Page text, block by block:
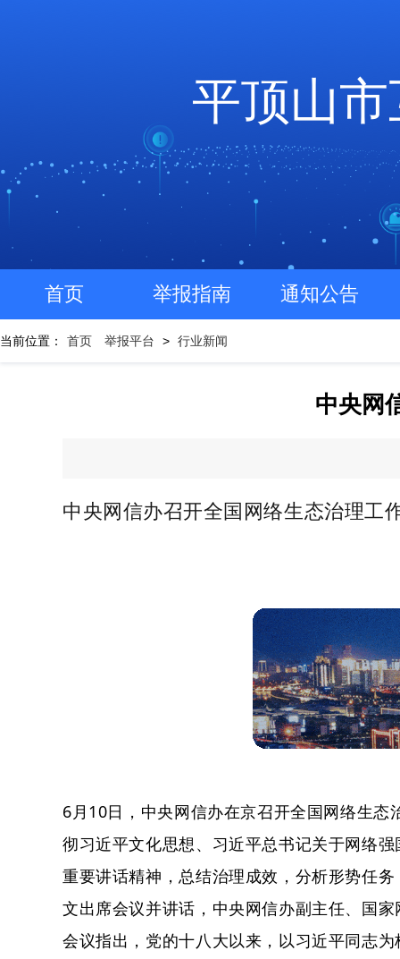
平顶山
首页 举报指南 通知公告
当前位置： 首页 举报平台 > 行业新闻
中央网
中央网信办召开全国网络生态治理工
6月10日，中央网信办在京召开全国网络生
彻习近平文化思想、习近平总书记关于网络
重要讲话精神，总结治理成效，分析形势任
文出席会议并讲话，中央网信办副主任、国
会议指出，党的十八大以来，以习近平同志